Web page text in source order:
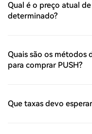
Qual é o preço atual
determinado?
Quais são os métodos
para comprar PUSH?
Que taxas devo